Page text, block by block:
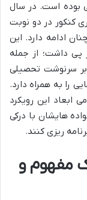
بوده است. در سال
کنکور در دو نوبت
آغاز شد و همچنان ادامه دارد. این
پی داشت؛ از جمله
بر سرنوشت تحصیلی
را به همراه دارد.
ابعاد این رویکرد
هایشان با درکی
ریزی کنند.
مفهوم و